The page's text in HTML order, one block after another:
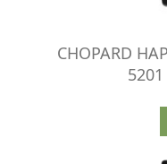
CHOPARD